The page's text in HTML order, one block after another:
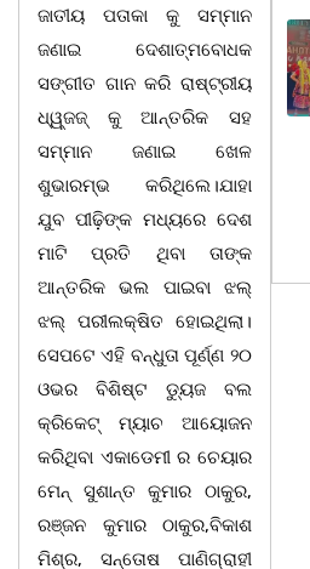
ଜାତୀୟ ପତାକା କୁ ସମ୍ମାନ
ଜଣାଇ ଦେଶାତ୍ମବୋଧକ
ସଙ୍ଗୀତ ଗାନ କରି ରାଷ୍ଟ୍ରୀୟ
ଧ୍ୱ୍ଜଜ୍ କୁ ଆନ୍ତରିକ ସହ
ସମ୍ମାନ ଜଣାଇ ଖେଳ
ଶୁଭାରମ୍ଭ କରିଥିଲେ।ଯାହା
ଯୁବ ପୀଢ଼ିଙ୍କ ମଧ୍ୟରେ ଦେଶ
ମାଟି ପ୍ରତି ଥିବା ତାଙ୍କ
ଆନ୍ତରିକ ଭଲ ପାଇବା ଝଲ୍
ଝଲ୍ ପରୀଲକ୍ଷିତ ହୋଇଥିଲା।
ସେପଟେ ଏହି ବନ୍ଧୁତା ପୂର୍ଣ୍ଣ ୨୦
ଓଭର ବିଶିଷ୍ଟ ଡ୍ୟୁଜ ବଲ
କ୍ରିକେଟ୍ ମ୍ୟାଚ ଆୟୋଜନ
କରିଥିବା ଏକାଡେମୀ ର ଚେୟାର
ମେନ୍ ସୁଶାନ୍ତ କୁମାର ଠାକୁର,
ରଞ୍ଜନ କୁମାର ଠାକୁର,ବିକାଶ
ମିଶ୍ର, ସନ୍ତୋଷ ପାଣିଗ୍ରାହୀ